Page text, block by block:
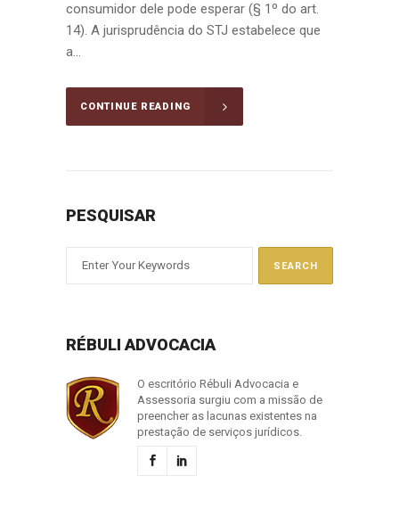
consumidor dele pode esperar (§ 1º do art.
14). A jurisprudência do STJ estabelece que
a...
CONTINUE READING
PESQUISAR
RÉBULI ADVOCACIA
O escritório Rébuli Advocacia e
Assessoria surgiu com a missão de
preencher as lacunas existentes na
prestação de serviços jurídicos.